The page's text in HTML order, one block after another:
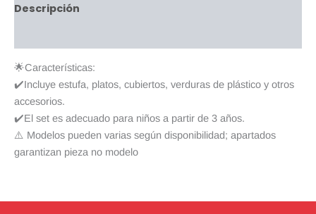
Descripción
🌟Características:
✔️Incluye estufa, platos, cubiertos, verduras de plástico y otros
accesorios.
✔️El set es adecuado para niños a partir de 3 años.
⚠️ Modelos pueden varias según disponibilidad; apartados
garantizan pieza no modelo